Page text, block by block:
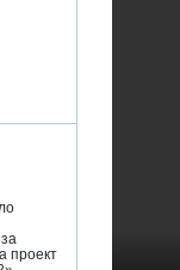
проект